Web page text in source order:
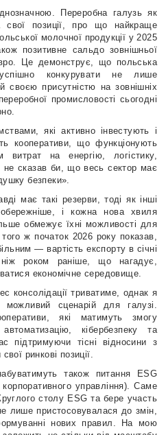
Переробна галузь як
свої позиції, про що найкраще
молочної продукції у 2025
позитивне сальдо зовнішньої
Це демонструє, що польська
конкурувати не лише
присутністю на зовнішніх
промисловості сьогодні
які активно інвестують і
кооперативи, що функціонують
витрат на енергію, логістику,
не сказав би, що весь сектор має
безпеки».
має такі резерви, тоді як інші
і кожна нова хвиля
обмежує їхні можливості для
ж початок 2026 року показав,
— вартість експорту в січні
роком раніше, що нагадує,
економічне середовище.
консолідації триватиме, однак я
сценарій для галузі.
які матимуть змогу
кібербезпеку та
підтримуючи тісні відносини з
ринкові позиції.
також питання ESG
корпоративного управління). Саме
столу ESG та бере участь
лише пристосовувалася до змін,
нових правил. На мою